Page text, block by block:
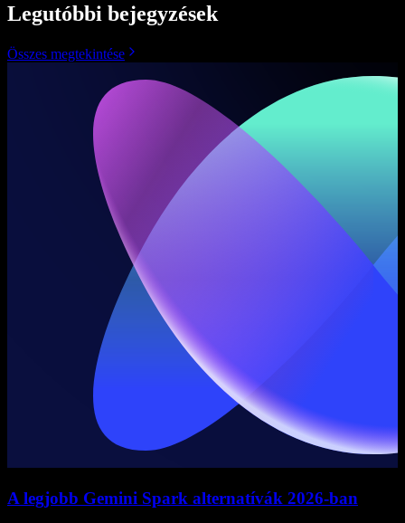
Legutóbbi bejegyzések
Összes megtekintése
A legjobb Gemini Spark alternatívák 2026-ban